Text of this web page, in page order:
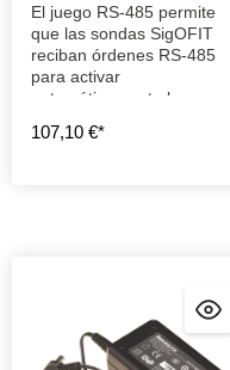
El juego RS-485 permite
que las sondas SigOFIT
reciban órdenes RS-485
para activar
automáticamente la
cambio de rango.
107,10 €*